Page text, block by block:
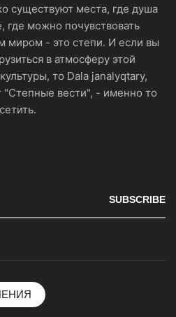
существуют места, где душа
где можно почувствовать
- это степи. И если вы
в атмосферу этой
то Dala janalyqtary,
"Степные вести", - именно то
SUBSCRIBE